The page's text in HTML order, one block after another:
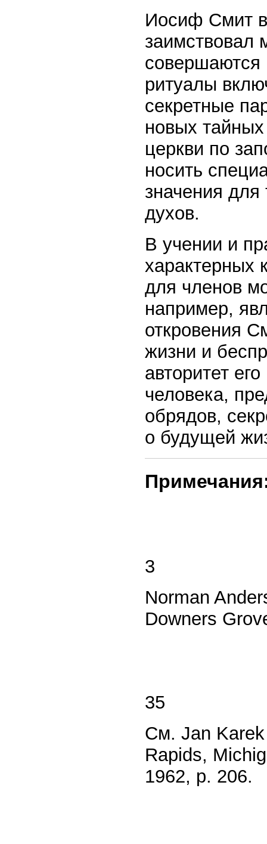
Иосиф Смит
заимствовал
совершаются
ритуалы
секретные
новых
церкви по
носить
значения для
духов.
В учении и
характерных
для членов
например,
откровения
жизни и
авторитет
человека,
обрядов,
о будущей
3
Norman
Downers
35
См. Jan Karek
Rapids,
1962, p. 206.